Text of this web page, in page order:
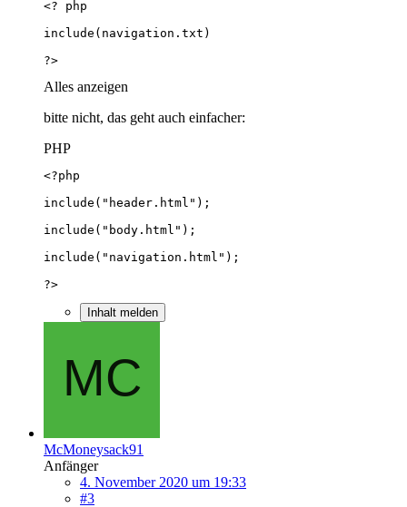
?>
Alles anzeigen
bitte nicht, das geht auch einfacher:
PHP
?>
Inhalt melden
McMoneysack91
Anfänger
4. November 2020 um 19:33
#3